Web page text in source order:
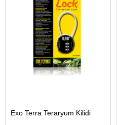
Exo Terra Teraryum Kilidi